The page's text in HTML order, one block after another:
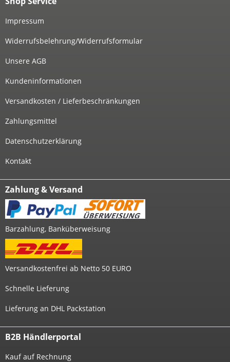
Impressum
Widerrufsbelehrung/Widerrufsformular
Unsere AGB
Kundeninformationen
Versandkosten / Lieferbeschränkungen
Zahlungsmittel
Datenschutzerklärung
Kontakt
Zahlung & Versand
Barzahlung, Banküberweisung
Versandkostenfrei ab Netto 50 EURO
Schnelle Lieferung
Lieferung an DHL Packstation
B2B Händlerportal
Kauf auf Rechnung